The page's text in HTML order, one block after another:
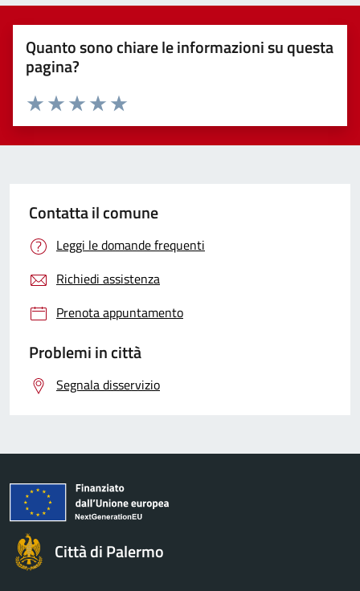
Quanto sono chiare le informazioni su questa
pagina?
Valuta 5 stelle su 5
Valuta 4 stelle su 5
Valuta 3 stelle su 5
Valuta 2 stelle su 5
Valuta 1 stelle su 5
Contatta il comune
Leggi le domande frequenti
Richiedi assistenza
Prenota appuntamento
Problemi in città
Segnala disservizio
Città di Palermo